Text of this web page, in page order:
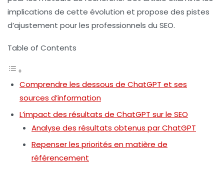
implications de cette évolution et propose des pistes
d’ajustement pour les professionnels du SEO.
Table of Contents
Comprendre les dessous de ChatGPT et ses
sources d’information
L’impact des résultats de ChatGPT sur le SEO
Analyse des résultats obtenus par ChatGPT
Repenser les priorités en matière de
référencement